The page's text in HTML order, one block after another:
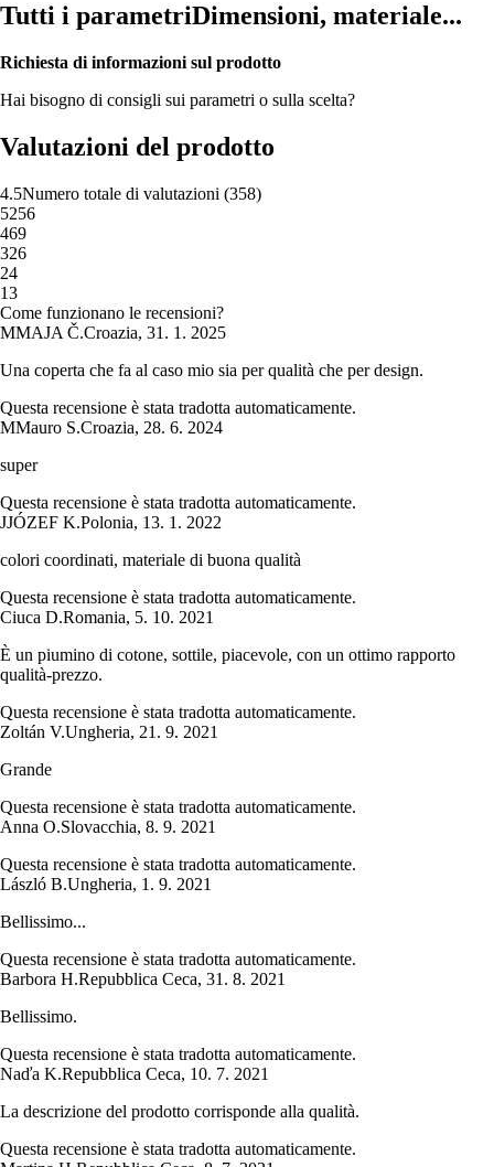
Tutti i parametriDimensioni, materiale...
Richiesta di informazioni sul prodotto
Hai bisogno di consigli sui parametri o sulla scelta?
Valutazioni del prodotto
4.5Numero totale di valutazioni (358)
5256
469
326
24
13
Come funzionano le recensioni?
MMAJA Č.Croazia, 31. 1. 2025
Una coperta che fa al caso mio sia per qualità che per design.
Questa recensione è stata tradotta automaticamente.
MMauro S.Croazia, 28. 6. 2024
super
Questa recensione è stata tradotta automaticamente.
JJÓZEF K.Polonia, 13. 1. 2022
colori coordinati, materiale di buona qualità
Questa recensione è stata tradotta automaticamente.
Ciuca D.Romania, 5. 10. 2021
È un piumino di cotone, sottile, piacevole, con un ottimo rapporto
qualità-prezzo.
Questa recensione è stata tradotta automaticamente.
Zoltán V.Ungheria, 21. 9. 2021
Grande
Questa recensione è stata tradotta automaticamente.
Anna O.Slovacchia, 8. 9. 2021
Questa recensione è stata tradotta automaticamente.
László B.Ungheria, 1. 9. 2021
Bellissimo...
Questa recensione è stata tradotta automaticamente.
Barbora H.Repubblica Ceca, 31. 8. 2021
Bellissimo.
Questa recensione è stata tradotta automaticamente.
Naďa K.Repubblica Ceca, 10. 7. 2021
La descrizione del prodotto corrisponde alla qualità.
Questa recensione è stata tradotta automaticamente.